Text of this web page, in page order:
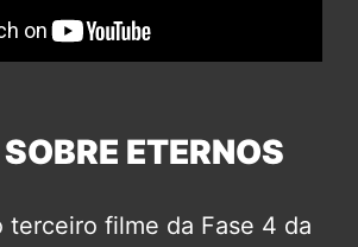
ETERNOS
terceiro filme da Fase 4 da